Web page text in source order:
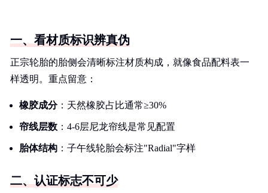
一、看材质标识辨真伪
正宗轮胎的胎侧会清晰标注材质构成，就像食品配料表一
样透明。重点留意：
橡胶成分：天然橡胶占比通常≥30%
帘线层数 ：4-6层尼龙帘线是常见配置
胎体结构 ：子午线轮胎会标注"Radial"字样
二、认证标志不可少